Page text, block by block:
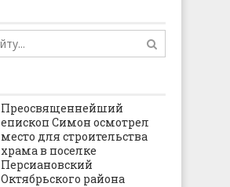
Преосвященнейший
епископ Симон осмотрел
место для строительства
храма в поселке
Персиановский
Октябрьского района